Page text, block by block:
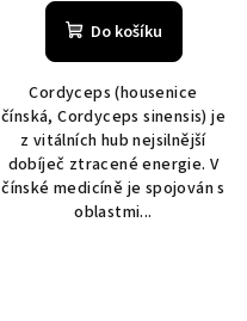
Do košíku
Cordyceps (housenice
čínská, Cordyceps sinensis) je
z vitálních hub nejsilnější
dobíječ ztracené energie. V
čínské medicíně je spojován s
oblastmi...